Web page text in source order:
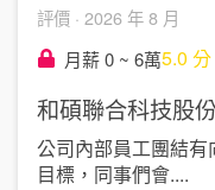
評價 · 2026 年 8 月
月薪 0 ~ 6萬5.0 分
和碩聯合科技股
公司內部員工團結
目標，同事們會....